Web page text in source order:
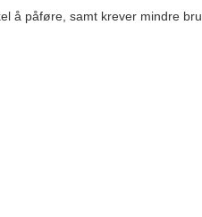
påføre, samt krever mindre